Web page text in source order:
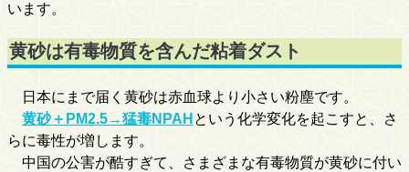
います。
黄砂は有毒物質を含んだ粘着ダスト
日本にまで届く黄砂は赤血球より小さい粉塵です。
黄砂＋PM2.5→猛毒NPAH という化学変化を起こすと、さ
らに毒性が増します。
中国の公害が酷すぎて、さまざまな有毒物質が黄砂に付い